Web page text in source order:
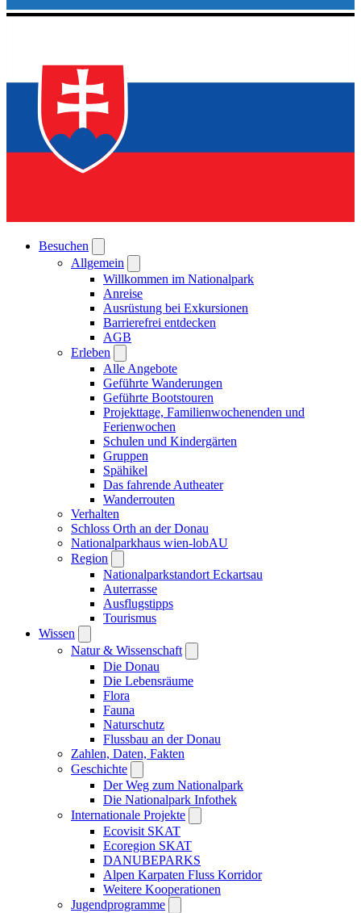
Besuchen
Allgemein
Willkommen im Nationalpark
Anreise
Ausrüstung bei Exkursionen
Barrierefrei entdecken
AGB
Erleben
Alle Angebote
Geführte Wanderungen
Geführte Bootstouren
Projekttage, Familienwochenenden und
Ferienwochen
Schulen und Kindergärten
Gruppen
Spähikel
Das fahrende Autheater
Wanderrouten
Verhalten
Schloss Orth an der Donau
Nationalparkhaus wien-lobAU
Region
Nationalparkstandort Eckartsau
Auterrasse
Ausflugstipps
Tourismus
Wissen
Natur & Wissenschaft
Die Donau
Die Lebensräume
Flora
Fauna
Naturschutz
Flussbau an der Donau
Zahlen, Daten, Fakten
Geschichte
Der Weg zum Nationalpark
Die Nationalpark Infothek
Internationale Projekte
Ecovisit SKAT
Ecoregion SKAT
DANUBEPARKS
Alpen Karpaten Fluss Korridor
Weitere Kooperationen
Jugendprogramme